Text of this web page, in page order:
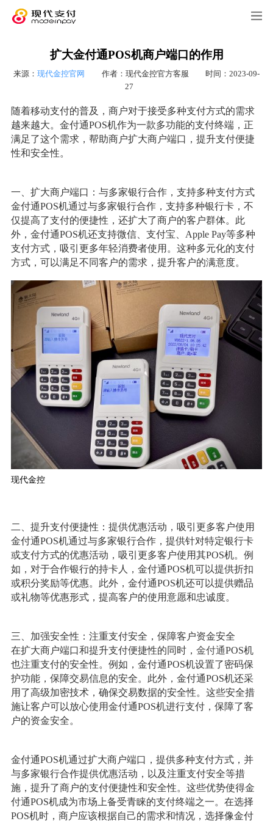
扩大金付通POS机商户端口的作用
来源： 现代金控官网 作者：现代金控官方客服
时间：2023-09-
27
随着移动支付的普及，商户对于接受多种支付方式的需求
越来越大。金付通POS机作为一款多功能的支付终端，正
满足了这个需求，帮助商户扩大商户端口，提升支付便捷
性和安全性。
一、扩大商户端口：与多家银行合作，支持多种支付方式
金付通POS机通过与多家银行合作，支持多种银行卡，不
仅提高了支付的便捷性，还扩大了商户的客户群体。此
外，金付通POS机还支持微信、支付宝、Apple Pay等多种
支付方式，吸引更多年轻消费者使用。这种多元化的支付
方式，可以满足不同客户的需求，提升客户的满意度。
现代金控
二、提升支付便捷性：提供优惠活动，吸引更多客户使用
金付通POS机通过与多家银行合作，提供针对特定银行卡
或支付方式的优惠活动，吸引更多客户使用其POS机。例
如，对于合作银行的持卡人，金付通POS机可以提供折扣
或积分奖励等优惠。此外，金付通POS机还可以提供赠品
或礼物等优惠形式，提高客户的使用意愿和忠诚度。
三、加强安全性：注重支付安全，保障客户资金安全
在扩大商户端口和提升支付便捷性的同时， 金付通POS机
也注重支付的安全性。例如，金付通POS机设置了密码保
护功能，保障交易信息的安全。此外，金付通POS机还采
用了高级加密技术，确保交易数据的安全性。这些安全措
施让客户可以放心使用金付通POS机进行支付，保障了客
户的资金安全。
金付通POS机通过扩大商户端口，提供多种支付方式，并
与多家银行合作提供优惠活动，以及注重支付安全等措
施，提升了商户的支付便捷性和安全性。这些优势使得金
付通POS机成为市场上备受青睐的支付终端之一。在选择
POS机时，商户应该根据自己的需求和情况，选择像金付